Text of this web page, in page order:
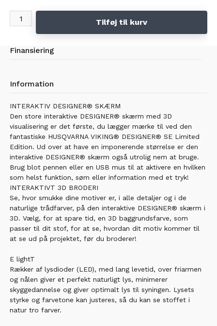
Tilføj til kurv
Finansiering
Information
INTERAKTIV DESIGNER® SKÆRM
Den store interaktive DESIGNER® skærm med 3D
visualisering er det første, du lægger mærke til ved den
fantastiske HUSQVARNA VIKING® DESIGNER® SE Limited
Edition. Ud over at have en imponerende størrelse er den
interaktive DESIGNER® skærm også utrolig nem at bruge.
Brug blot pennen eller en USB mus til at aktivere en hvilken
som helst funktion, søm eller information med et tryk!
INTERAKTIVT 3D BRODERI
Se, hvor smukke dine motiver er, i alle detaljer og i de
naturlige trådfarver, på den interaktive DESIGNER® skærm i
3D. Vælg, for at spare tid, en 3D baggrundsfarve, som
passer til dit stof, for at se, hvordan dit motiv kommer til
at se ud på projektet, før du broderer!
E lightT
Rækker af lysdioder (LED), med lang levetid, over friarmen
og nålen giver et perfekt naturligt lys, minimerer
skyggedannelse og giver optimalt lys til syningen. Lysets
styrke og farvetone kan justeres, så du kan se stoffet i
natur tro farver.